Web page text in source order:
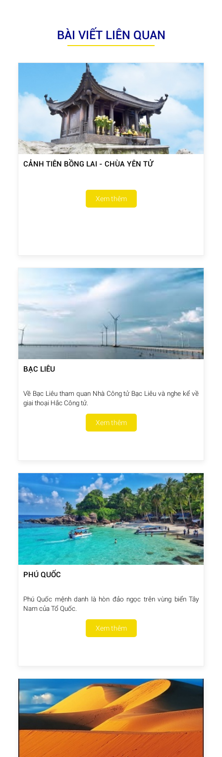
BÀI VIẾT LIÊN QUAN
CẢNH TIÊN BỒNG LAI - CHÙA YÊN TỬ
Xem thêm
BẠC LIÊU
Về Bạc Liêu tham quan Nhà Công tử Bạc Liêu và nghe kể về
giai thoại Hắc Công tử.
Xem thêm
PHÚ QUỐC
Phú Quốc mệnh danh là hòn đảo ngọc trên vùng biển Tây
Nam của Tổ Quốc.
Xem thêm